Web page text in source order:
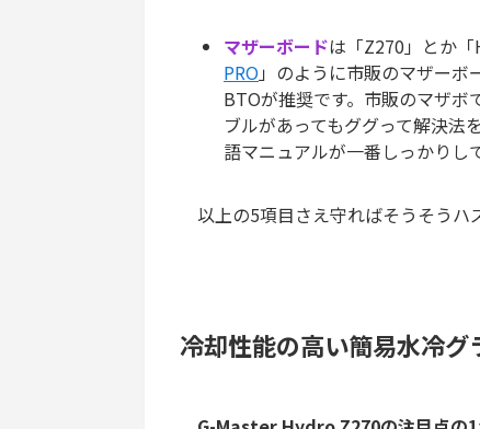
マザーボードは「Z270」とか
PRO 」のように市販のマザー
BTOが推奨です。市販のマザボ
ブルがあってもググって解決法
語マニュアルが一番しっかりし
以上の5項目さえ守ればそうそうハ
冷却性能の高い簡易水冷グ